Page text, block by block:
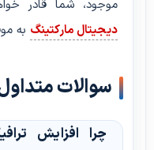
موجود، شما قادر
دیجیتال مارکتینگ به
سوالات
چرا افزایش